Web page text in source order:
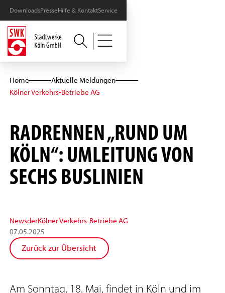
DownloadsPresseHilfe & KontaktService
Home
Aktuelle Meldungen
Kölner Verkehrs-Betriebe AG
RADRENNEN „RUND UM
KÖLN“: UMLEITUNG VON
SECHS BUSLINIEN
NewsderKölner Verkehrs-Betriebe AG
07.05.2025
Zurück zur Übersicht
Am Sonntag, 18. Mai, findet in Köln und im